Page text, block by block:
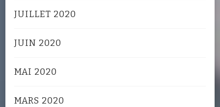
JUILLET 2020
JUIN 2020
MAI 2020
MARS 2020